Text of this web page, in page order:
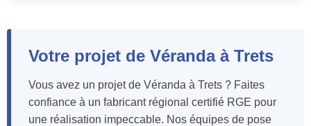
Votre projet de Véranda à Trets
Vous avez un projet de Véranda à Trets ? Faites
confiance à un fabricant régional certifié RGE pour
une réalisation impeccable. Nos équipes de pose